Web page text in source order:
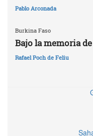
Pablo Arconada
Burkina Faso
Bajo la memoria
Rafael Poch de Feliu